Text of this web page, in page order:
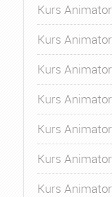
Kurs
Kurs
Kurs
Kurs
Kurs
Kurs
Kurs